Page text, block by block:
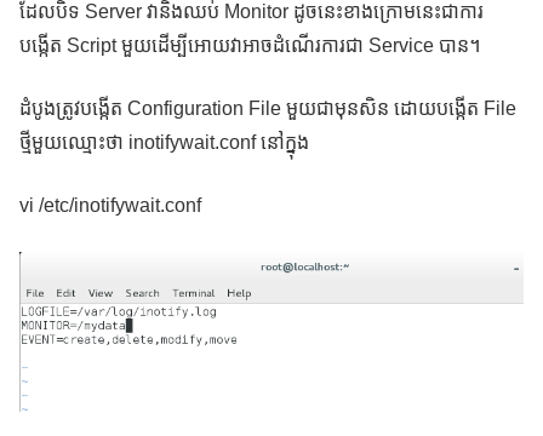
ដែលបិទ Server វានិងឈប់ Monitor ដូចនេះខាងក្រោមនេះជាការ
បង្កើត Script មួយដើម្បីអោយវាអាចដំណើរការជា Service បាន។
ដំបូងត្រូវបង្កើត Configuration File មួយជាមុនសិន ដោយបង្កើត File
ថ្មីមួយឈ្មោះថា inotifywait.conf នៅក្នុង
vi /etc/inotifywait.conf